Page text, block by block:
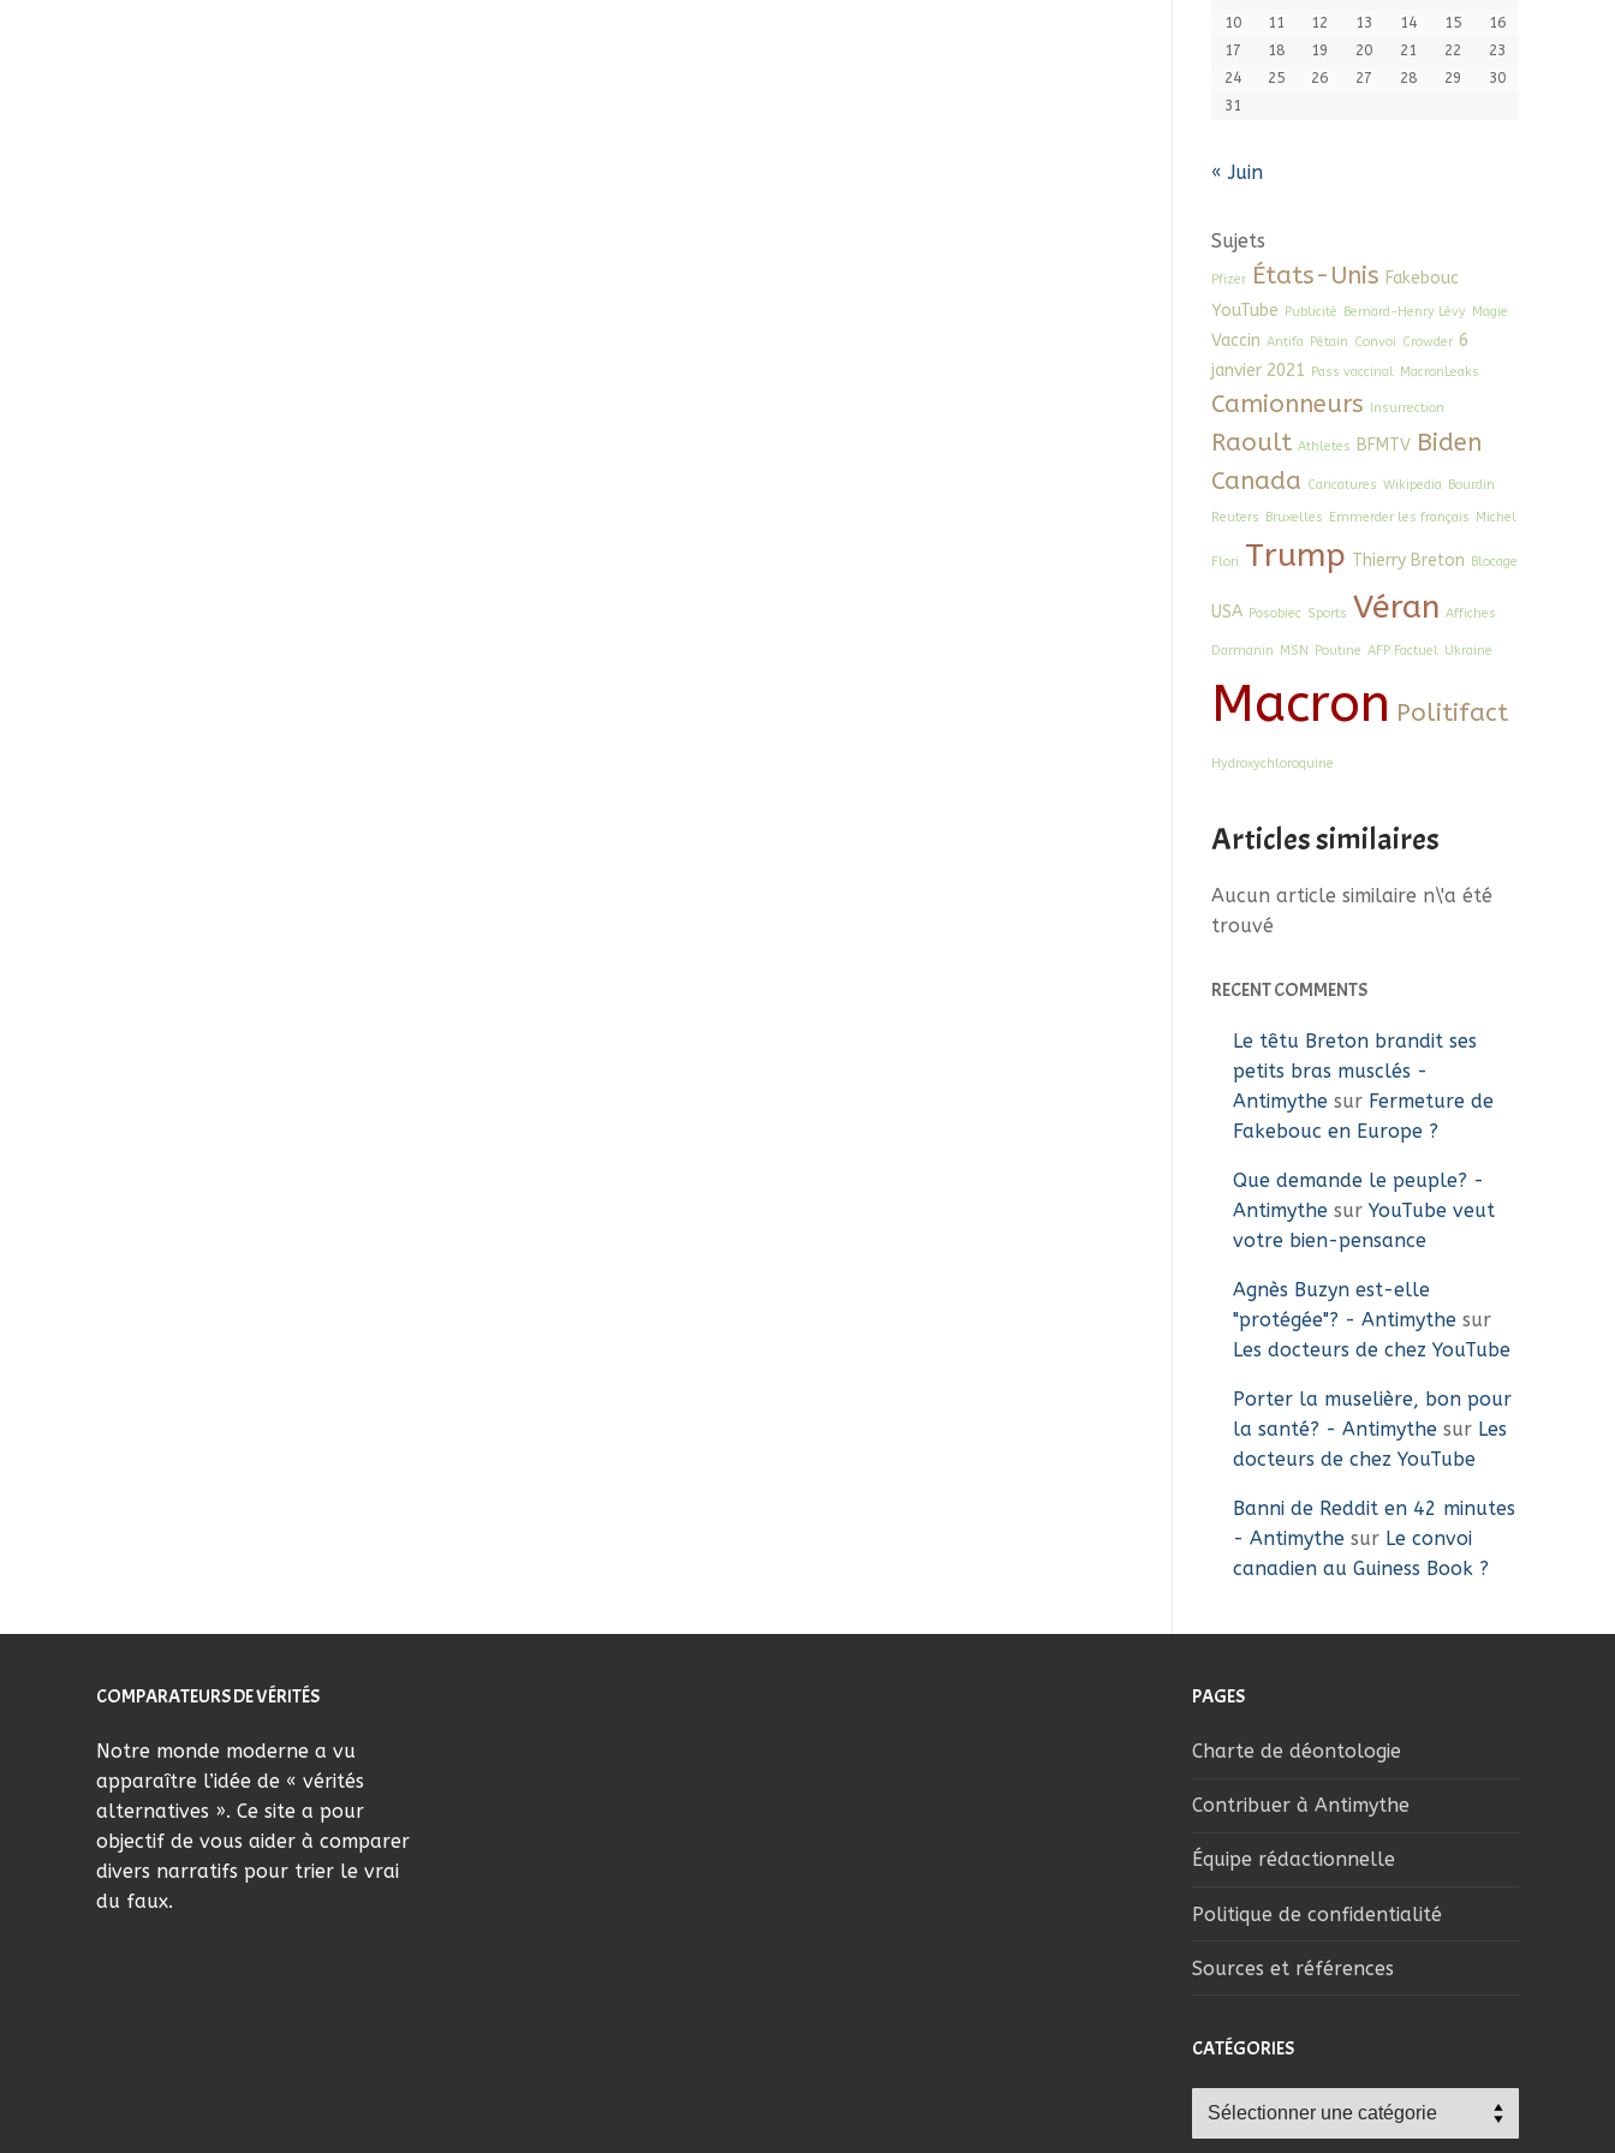
10
11 12 13 14 15
16
17
18 19 20 21 22
23
24
25 26 27 28 29
30
31
« Juin
Sujets
Pfizer États-Unis Fakebouc
YouTube
Publicité Bernard-Henry Lévy Magie
Vaccin Antifa Pétain Convoi Crowder 6
janvier 2021
Pass vaccinal MacronLeaks
Camionneurs Insurrection
Raoult Athletes BFMTV Biden
Canada Caricatures Wikipedia Bourdin
Reuters Bruxelles Emmerder les français Michel
Flori Trump Thierry Breton Blocage
USA Posobiec Sports Véran Affiches
Darmanin MSN Poutine AFP Factuel Ukraine
Macron Politifact
Hydroxychloroquine
Articles similaires
Aucun article similaire n\'a été
trouvé
RECENT COMMENTS
Le têtu Breton brandit ses
petits bras musclés -
Antimythe sur Fermeture de
Fakebouc en Europe ?
Que demande le peuple? -
Antimythe sur YouTube veut
votre bien-pensance
Agnès Buzyn est-elle
"protégée"? - Antimythe sur
Les docteurs de chez YouTube
Porter la muselière, bon pour
la santé? - Antimythe sur Les
docteurs de chez YouTube
Banni de Reddit en 42 minutes
- Antimythe sur Le convoi
canadien au Guiness Book ?
COMPARATEURS DE VÉRITÉS
Notre monde moderne a vu
apparaître l’idée de « vérités
alternatives ». Ce site a pour
objectif de vous aider à comparer
divers narratifs pour trier le vrai
du faux.
PAGES
Charte de déontologie
Contribuer à Antimythe
Équipe rédactionnelle
Politique de confidentialité
Sources et références
CATÉGORIES
Catégories